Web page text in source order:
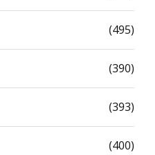
(495)
(390)
(393)
(400)